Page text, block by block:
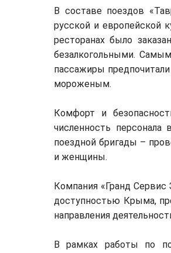
В составе поездов
русской и европейской
ресторанах было
безалкогольными.
пассажиры
мороженым.
Комфорт и
численность
поездной бригады –
и женщины.
Компания «Гранд
доступностью Крыма,
направления
В рамках работы по